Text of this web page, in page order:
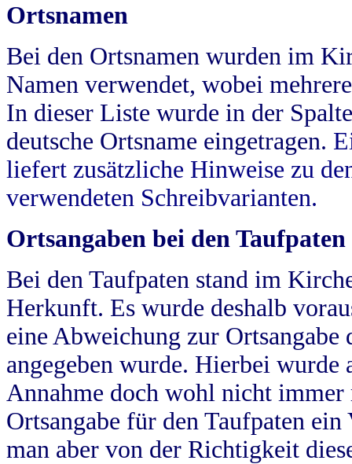
Ortsnamen
Bei den Ortsnamen wurden im
Namen verwendet, wobei
In dieser Liste wurde in der
deutsche Ortsname eingetragen.
liefert zusätzliche Hinweise zu
verwendeten Schreibvarianten.
Ortsangaben bei den Taufpaten
Bei den Taufpaten stand im
Herkunft. Es wurde deshalb
eine Abweichung zur
angegeben wurde. Hierbei wurde
Annahme doch wohl nicht
Ortsangabe für den Taufpaten
man aber von der Richtigkeit